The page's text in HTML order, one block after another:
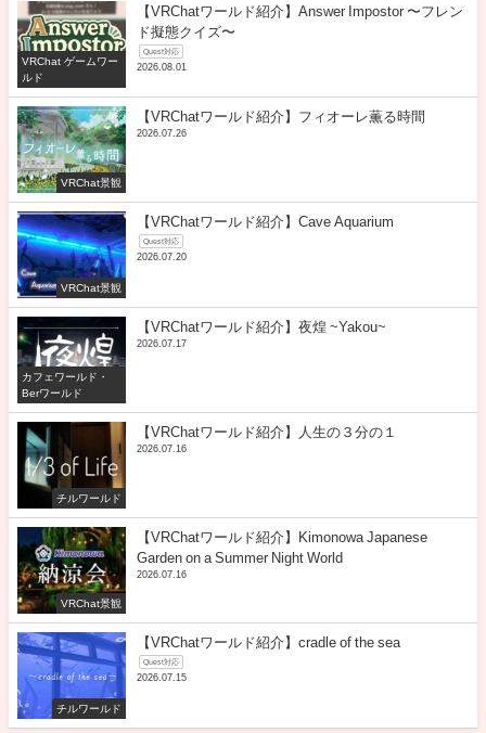
VRChat ゲームワー
ルド
【VRChatワールド紹介】Answer Impostor 〜フレン
ド擬態クイズ〜
Quest対応
2026.08.01
VRChat景観
【VRChatワールド紹介】フィオーレ薫る時間
2026.07.26
VRChat景観
【VRChatワールド紹介】Cave Aquarium
Quest対応
2026.07.20
カフェワールド・
Berワールド
【VRChatワールド紹介】夜煌 ~Yakou~
2026.07.17
チルワールド
【VRChatワールド紹介】人生の３分の１
2026.07.16
VRChat景観
【VRChatワールド紹介】Kimonowa Japanese
Garden on a Summer Night World
2026.07.16
チルワールド
【VRChatワールド紹介】cradle of the sea
Quest対応
2026.07.15